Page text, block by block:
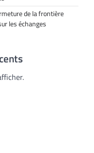
de la frontière
les échanges